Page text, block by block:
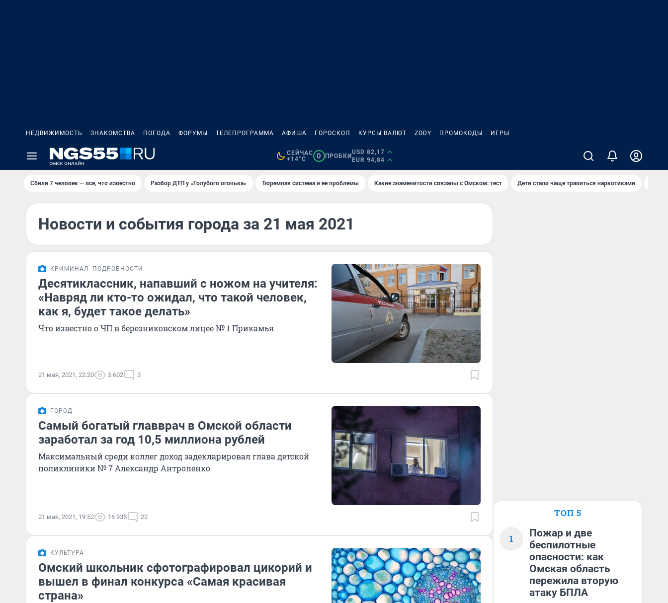
НЕДВИЖИМОСТЬ ЗНАКОМСТВА ПОГОДА ФОРУМЫ ТЕЛЕПРОГРАММА АФИША ГОРОСКОП КУРСЫ ВАЛЮТ ZODY ПРОМОКОДЫ ИГРЫ
СЕЙЧАС
+14°C
0 ПРОБКИ
USD 82,17
EUR 94,84
Сбили 7 человек — все, что известно Разбор ДТП у «Голубого огонька» Тюремная система и ее проблемы Какие знаменитости связаны с Омском: тест Дети стали чаще травиться наркотиками
Новости и события города за 21 мая 2021
КРИМИНАЛ ПОДРОБНОСТИ
Десятиклассник, напавший с ножом на учителя:
«Навряд ли кто-то ожидал, что такой человек,
как я, будет такое делать»
Что известно о ЧП в березниковском лицее № 1 Прикамья
21 мая, 2021, 22:20 5 602 3
ГОРОД
Самый богатый главврач в Омской области
заработал за год 10,5 миллиона рублей
Максимальный среди коллег доход задекларировал глава детской
поликлиники № 7 Александр Антропенко
21 мая, 2021, 19:52 16 935 22
КУЛЬТУРА
Омский школьник сфотографировал цикорий и
вышел в финал конкурса «Самая красивая
страна»
ТОП 5
1
Пожар и две
беспилотные
опасности: как
Омская область
пережила вторую
атаку БПЛА